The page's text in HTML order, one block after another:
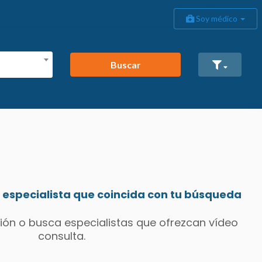
Soy médico
Buscar
que coincida con tu búsqueda
o busca especialistas que ofrezcan vídeo
consulta.